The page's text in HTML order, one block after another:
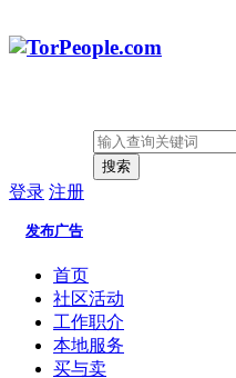
搜索
登录 注册
发布广告
首页
社区活动
工作职介
本地服务
买与卖